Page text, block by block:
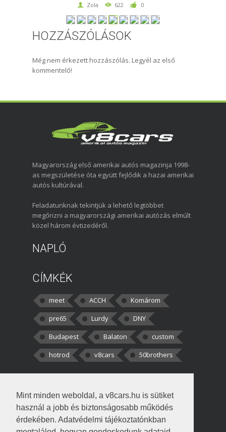
Mint minden weboldal, a v8cars.hu is sütiket
használ a jobb és biztonságosabb működés
érdekében. Adatvédelmi tájékoztatónkban
Zola 622 0
HOZZÁSZÓLÁSOK
Még nem érkezett hozzászólás. Legyél az első
kommentelő!
Magyarország első amerikai autós magazinja 1998-
as megszületése óta együtt fejlődik a hazai amerikai
autós kultúrával.
Feladatunknak tekintjük a lehető legtöbbet
megőrizni a magyarországi amerikai autózás elmúlt
közel három évtizedéről.
NAPLÓ
CÍMKÉK
meet ACCH
Komárom
pre65
Lurdy
DNY
Budapest
Balaton
custom
hotrod
v8cars 50brothers
kortisz:Elszúrtam! Én csak két
darabbaal számoltam. Nem tudtam, hogy fél autót,